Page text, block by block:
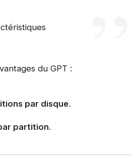
du GPT :
par disque.
partition.